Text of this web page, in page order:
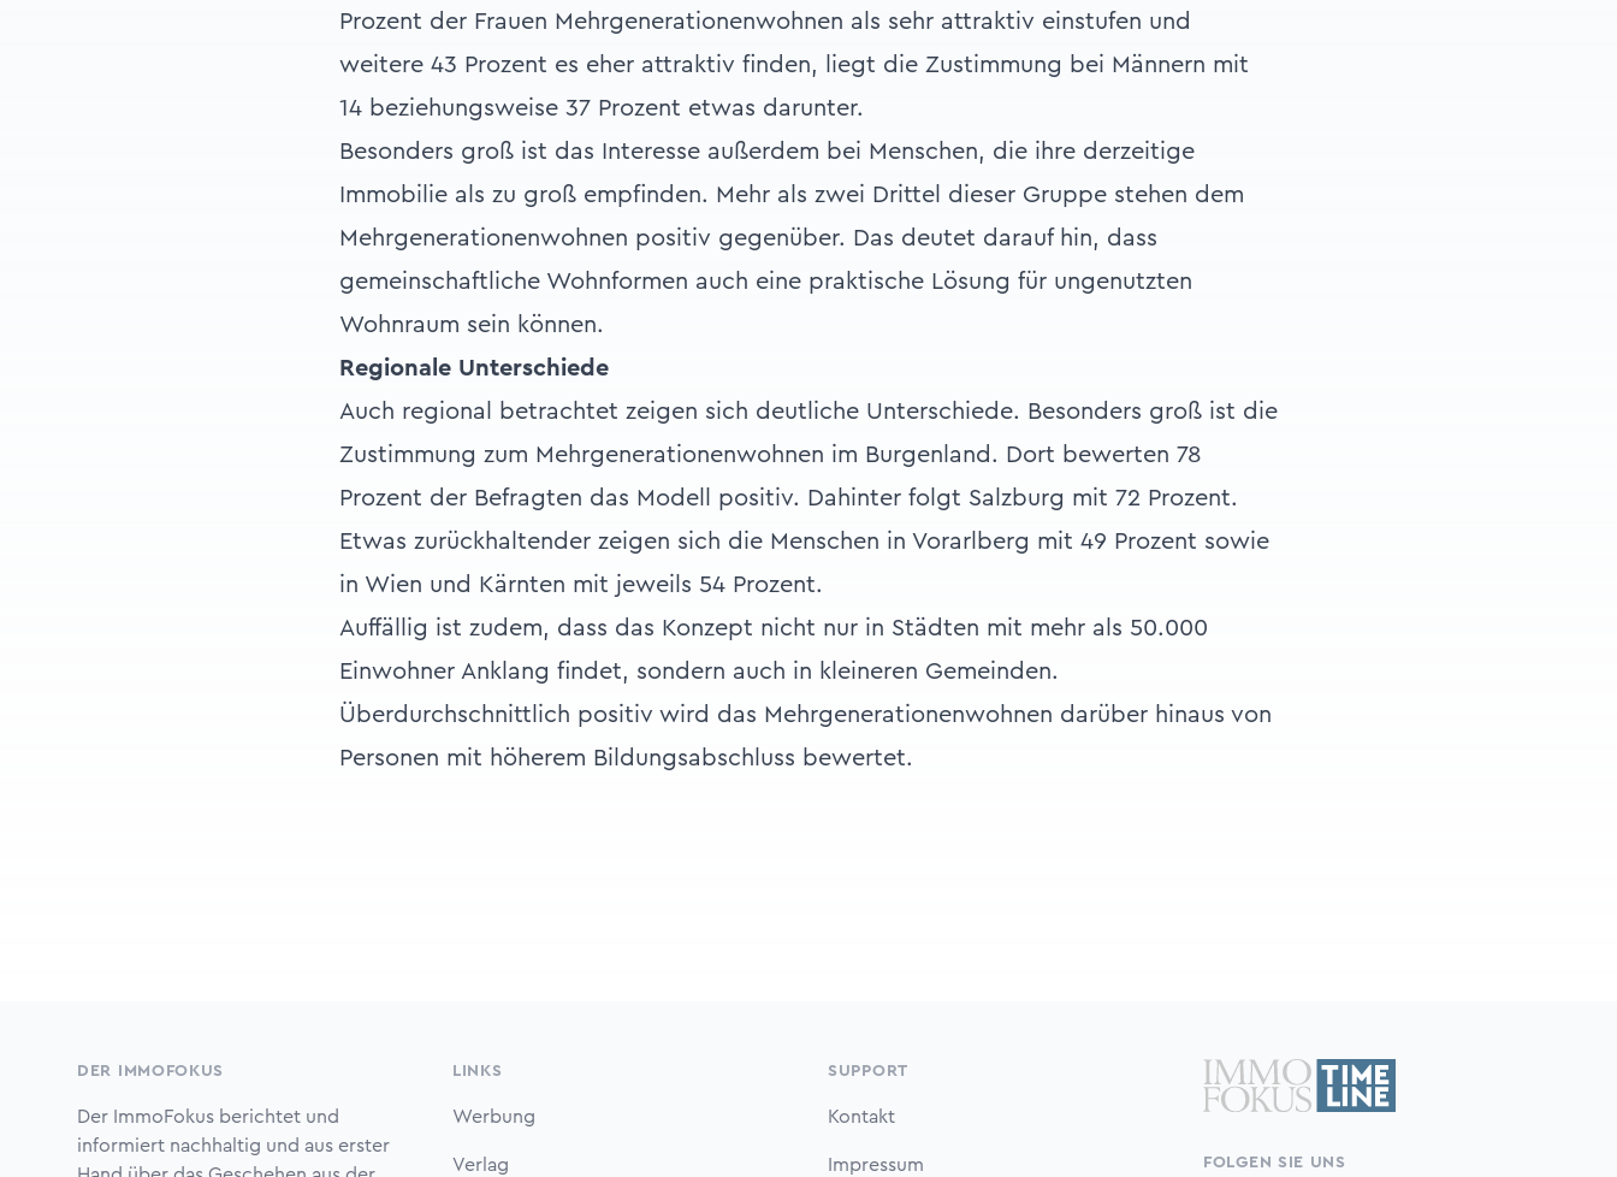
Prozent der Frauen Mehrgenerationenwohnen als sehr attraktiv einstufen und
weitere 43 Prozent es eher attraktiv finden, liegt die Zustimmung bei Männern mit
14 beziehungsweise 37 Prozent etwas darunter.
Besonders groß ist das Interesse außerdem bei Menschen, die ihre derzeitige
Immobilie als zu groß empfinden. Mehr als zwei Drittel dieser Gruppe stehen dem
Mehrgenerationenwohnen positiv gegenüber. Das deutet darauf hin, dass
gemeinschaftliche Wohnformen auch eine praktische Lösung für ungenutzten
Wohnraum sein können.
Regionale Unterschiede
Auch regional betrachtet zeigen sich deutliche Unterschiede. Besonders groß ist die
Zustimmung zum Mehrgenerationenwohnen im Burgenland. Dort bewerten 78
Prozent der Befragten das Modell positiv. Dahinter folgt Salzburg mit 72 Prozent.
Etwas zurückhaltender zeigen sich die Menschen in Vorarlberg mit 49 Prozent sowie
in Wien und Kärnten mit jeweils 54 Prozent.
Auffällig ist zudem, dass das Konzept nicht nur in Städten mit mehr als 50.000
Einwohner Anklang findet, sondern auch in kleineren Gemeinden.
Überdurchschnittlich positiv wird das Mehrgenerationenwohnen darüber hinaus von
Personen mit höherem Bildungsabschluss bewertet.
DER IMMOFOKUS
Der ImmoFokus berichtet und
informiert nachhaltig und aus erster
LINKS
Werbung
Verlag
SUPPORT
Kontakt
Impressum FOLGEN SIE UNS